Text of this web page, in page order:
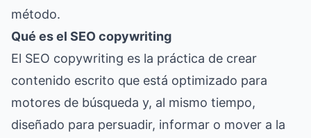
método.
Qué es el SEO copywriting
El SEO copywriting es la práctica de crear
contenido escrito que está optimizado para
motores de búsqueda y, al mismo tiempo,
diseñado para persuadir, informar o mover a la